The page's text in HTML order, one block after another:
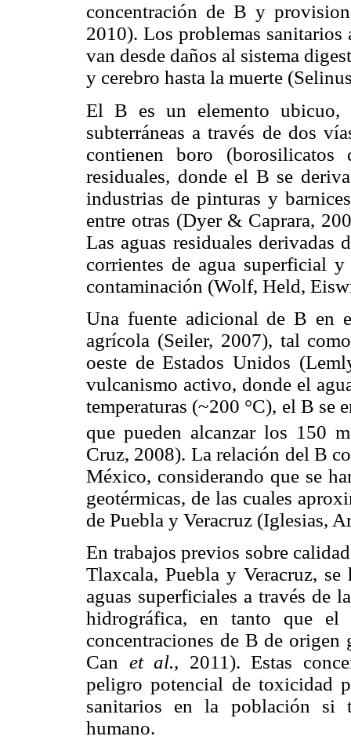
concentración de B y
2010). Los problemas
van desde daños al sistema
y cerebro hasta la muerte
El B es un elemento ubicuo,
subterráneas a través de dos
contienen boro
residuales, donde el B se
industrias de pinturas y
entre otras (Dyer & Caprara,
Las aguas residuales derivadas
corrientes de agua superficial
contaminación (Wolf, Held,
Una fuente adicional de B en
agrícola (Seiler, 2007), tal
oeste de Estados Unidos
vulcanismo activo, donde el
temperaturas (~200 °C), el B se
que pueden alcanzar los 150
Cruz, 2008). La relación del B
México, considerando que se
geotérmicas, de las cuales
de Puebla y Veracruz (Iglesias,
En trabajos previos sobre
Tlaxcala, Puebla y Veracruz,
aguas superficiales a través de
hidrográfica, en tanto que el
concentraciones de B de
Can et al., 2011). Estas
peligro potencial de toxicidad
sanitarios en la población si
humano.